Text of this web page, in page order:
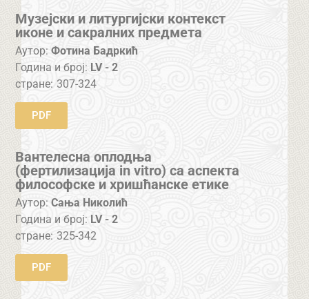
Музејски и литургијски контекст
иконе и сакралних предмета
Аутор: Фотина Бадркић
Година и број: LV - 2
стране: 307-324
PDF
Вантелесна оплодња
(фертилизација in vitro) са аспекта
философске и хришћанске етике
Аутор: Сања Николић
Година и број: LV - 2
стране: 325-342
PDF